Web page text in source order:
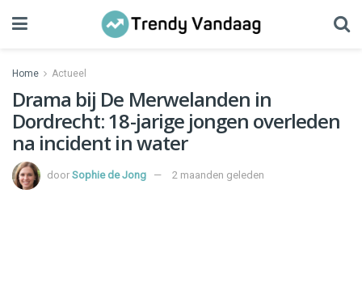
Home Actueel
Drama bij De Merwelanden in
Dordrecht: 18-jarige jongen overleden
na incident in water
door Sophie de Jong 2 maanden geleden